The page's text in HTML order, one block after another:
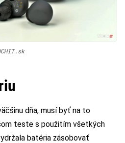
dňa, musí byť na to
teste s použitím všetkých
batéria zásobovať